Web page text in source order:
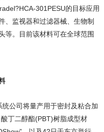
301PESU的目标应用
、监视器和过滤器械、生物制
等。目前该材料可在全球范围
公司将量产用于密封及粘合加
丁二醇酯(PBT)树脂成型材